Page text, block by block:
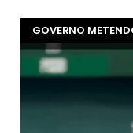
GOVERNO